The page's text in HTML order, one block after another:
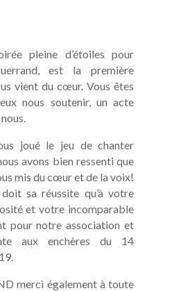
pleine d’étoiles pour
est la première
vient du cœur. Vous êtes
nous soutenir, un acte
joué le jeu de chanter
avons bien ressenti que
mis du cœur et de la voix!
sa réussite qu’à votre
et votre incomparable
pour notre association et
aux enchères du 14
merci également à toute